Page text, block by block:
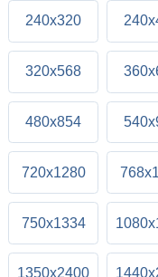
240x320
320x568
480x854
720x1280
750x1334
1350x2400